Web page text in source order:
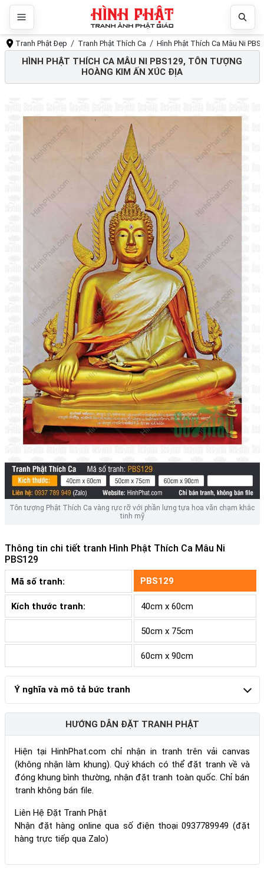
Tranh Phật Đẹp Tranh Phật Thích Ca Hình Phật Thích Ca Mâu Ni
HÌNH PHẬT THÍCH CA MÂU NI PBS129, TÔN TƯỢNG
HOÀNG KIM ẤN XÚC ĐỊA
Tôn tượng Phật Thích Ca vàng rực rỡ với phần lưng tựa hoa văn chạm khắc
tinh mỹ
Thông tin chi tiết tranh Hình Phật Thích Ca Mâu Ni
PBS129
Mã số tranh: PBS129
Kích thước tranh: 40cm x 60cm
50cm x 75cm
60cm x 90cm
Ý nghĩa và mô tả bức tranh
HƯỚNG DẪN ĐẶT TRANH PHẬT
Hiện tại HinhPhat.com chỉ nhận in tranh trên vải canvas
(không nhận làm khung). Quý khách có thể đặt tranh về và
đóng khung bình thường, nhận đặt tranh toàn quốc. Chỉ bán
tranh không bán file.
Liên Hệ Đặt Tranh Phật
Nhận đặt hàng online qua số điện thoại 0937789949 (đặt
hàng trực tiếp qua Zalo)